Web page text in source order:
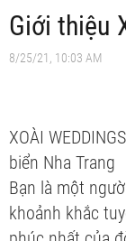
Giới thiệu
8/25/21, 10:03 AM
XOÀI
biển Nha Trang
Bạn là một
khoảnh khắc